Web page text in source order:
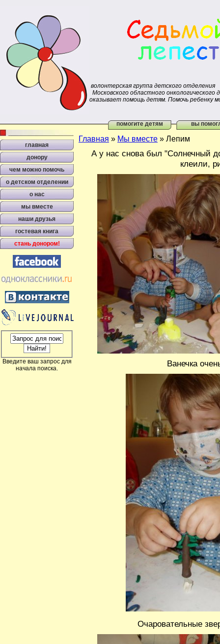
волонтерская группа детского отделения
Московского областного онкологического
оказывает помощь детям. Помочь ребенку
помогите детям вы
главная
донору
чем можно помочь
о детском отделении
о нас
мы вместе
наши друзья
гостевая книга
стань донором!
Введите ваш запрос для
начала поиска.
Главная » Мы вместе » Лепим
А у нас снова был "Солнечный
клеили,
Ванечка
Очаровательные